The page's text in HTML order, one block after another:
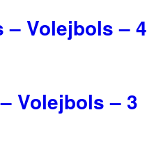
– Volejbols – 4
Volejbols – 3